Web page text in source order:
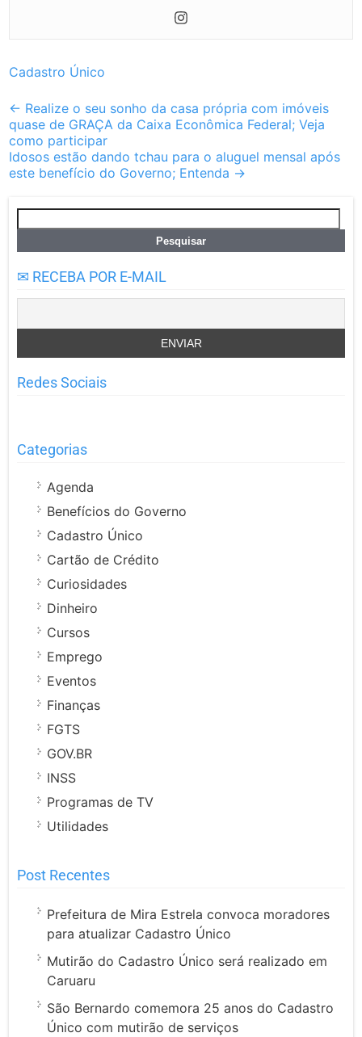
Cadastro Único
Post
navigation
← Realize o seu sonho da casa própria com imóveis
quase de GRAÇA da Caixa Econômica Federal; Veja
como participar
Idosos estão dando tchau para o aluguel mensal após
este benefício do Governo; Entenda →
por:
✉ RECEBA POR E-MAIL
Redes Sociais
Categorias
Agenda
Benefícios do Governo
Cadastro Único
Cartão de Crédito
Curiosidades
Dinheiro
Cursos
Emprego
Eventos
Finanças
FGTS
GOV.BR
INSS
Programas de TV
Utilidades
Post Recentes
Prefeitura de Mira Estrela convoca moradores
para atualizar Cadastro Único
Mutirão do Cadastro Único será realizado em
Caruaru
São Bernardo comemora 25 anos do Cadastro
Único com mutirão de serviços